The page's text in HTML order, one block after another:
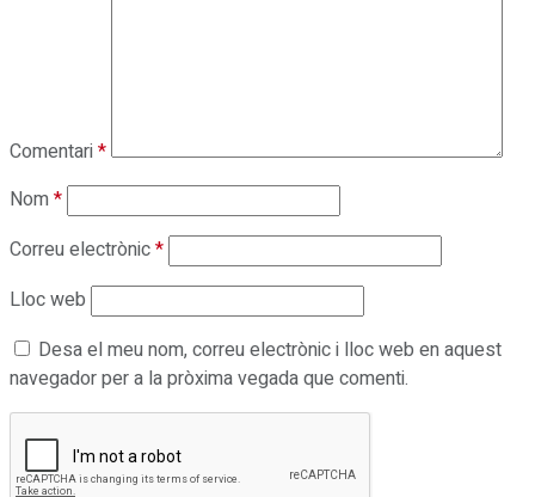
Comentari*
Nom*
Correu electrònic*
Lloc web
Desa el meu nom, correu electrònic i lloc web en aquest
navegador per a la pròxima vegada que comenti.